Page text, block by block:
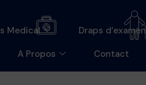
Medical Draps d’examen
A Propos
Contact